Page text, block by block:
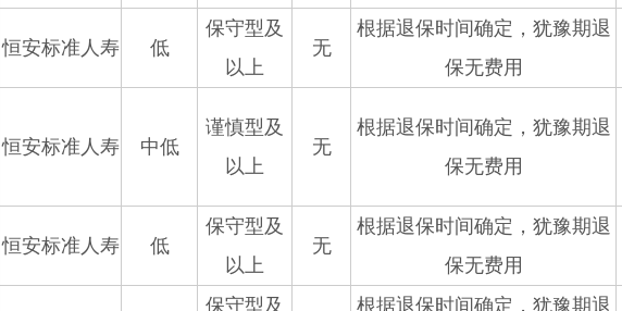
恒安标准人寿 低
保守型及
以上
无
根据退保时间确定，犹豫期退
保无费用
恒安标准人寿 中低
谨慎型及
以上
无
根据退保时间确定，犹豫期退
保无费用
恒安标准人寿 低
保守型及
以上
无
根据退保时间确定，犹豫期退
保无费用
保守型及
根据退保时间确定，犹豫期退